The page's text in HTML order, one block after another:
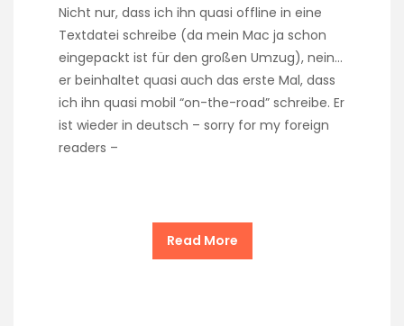
Nicht nur, dass ich ihn quasi offline in eine
Textdatei schreibe (da mein Mac ja schon
eingepackt ist für den großen Umzug), nein…
er beinhaltet quasi auch das erste Mal, dass
ich ihn quasi mobil “on-the-road” schreibe. Er
ist wieder in deutsch – sorry for my foreign
readers –
Read More